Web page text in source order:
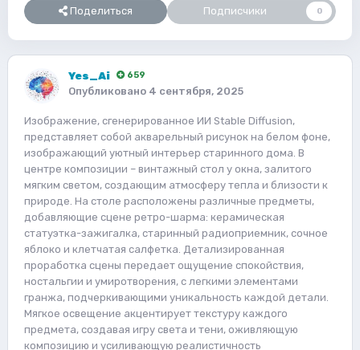
Поделиться Подписчики 0
Yes_Ai 659
Опубликовано 4 сентября, 2025
Изображение, сгенерированное ИИ Stable Diffusion,
представляет собой акварельный рисунок на белом фоне,
изображающий уютный интерьер старинного дома. В
центре композиции – винтажный стол у окна, залитого
мягким светом, создающим атмосферу тепла и близости к
природе. На столе расположены различные предметы,
добавляющие сцене ретро-шарма: керамическая
статуэтка-зажигалка, старинный радиоприемник, сочное
яблоко и клетчатая салфетка. Детализированная
проработка сцены передает ощущение спокойствия,
ностальгии и умиротворения, с легкими элементами
гранжа, подчеркивающими уникальность каждой детали.
Мягкое освещение акцентирует текстуру каждого
предмета, создавая игру света и тени, оживляющую
композицию и усиливающую реалистичность